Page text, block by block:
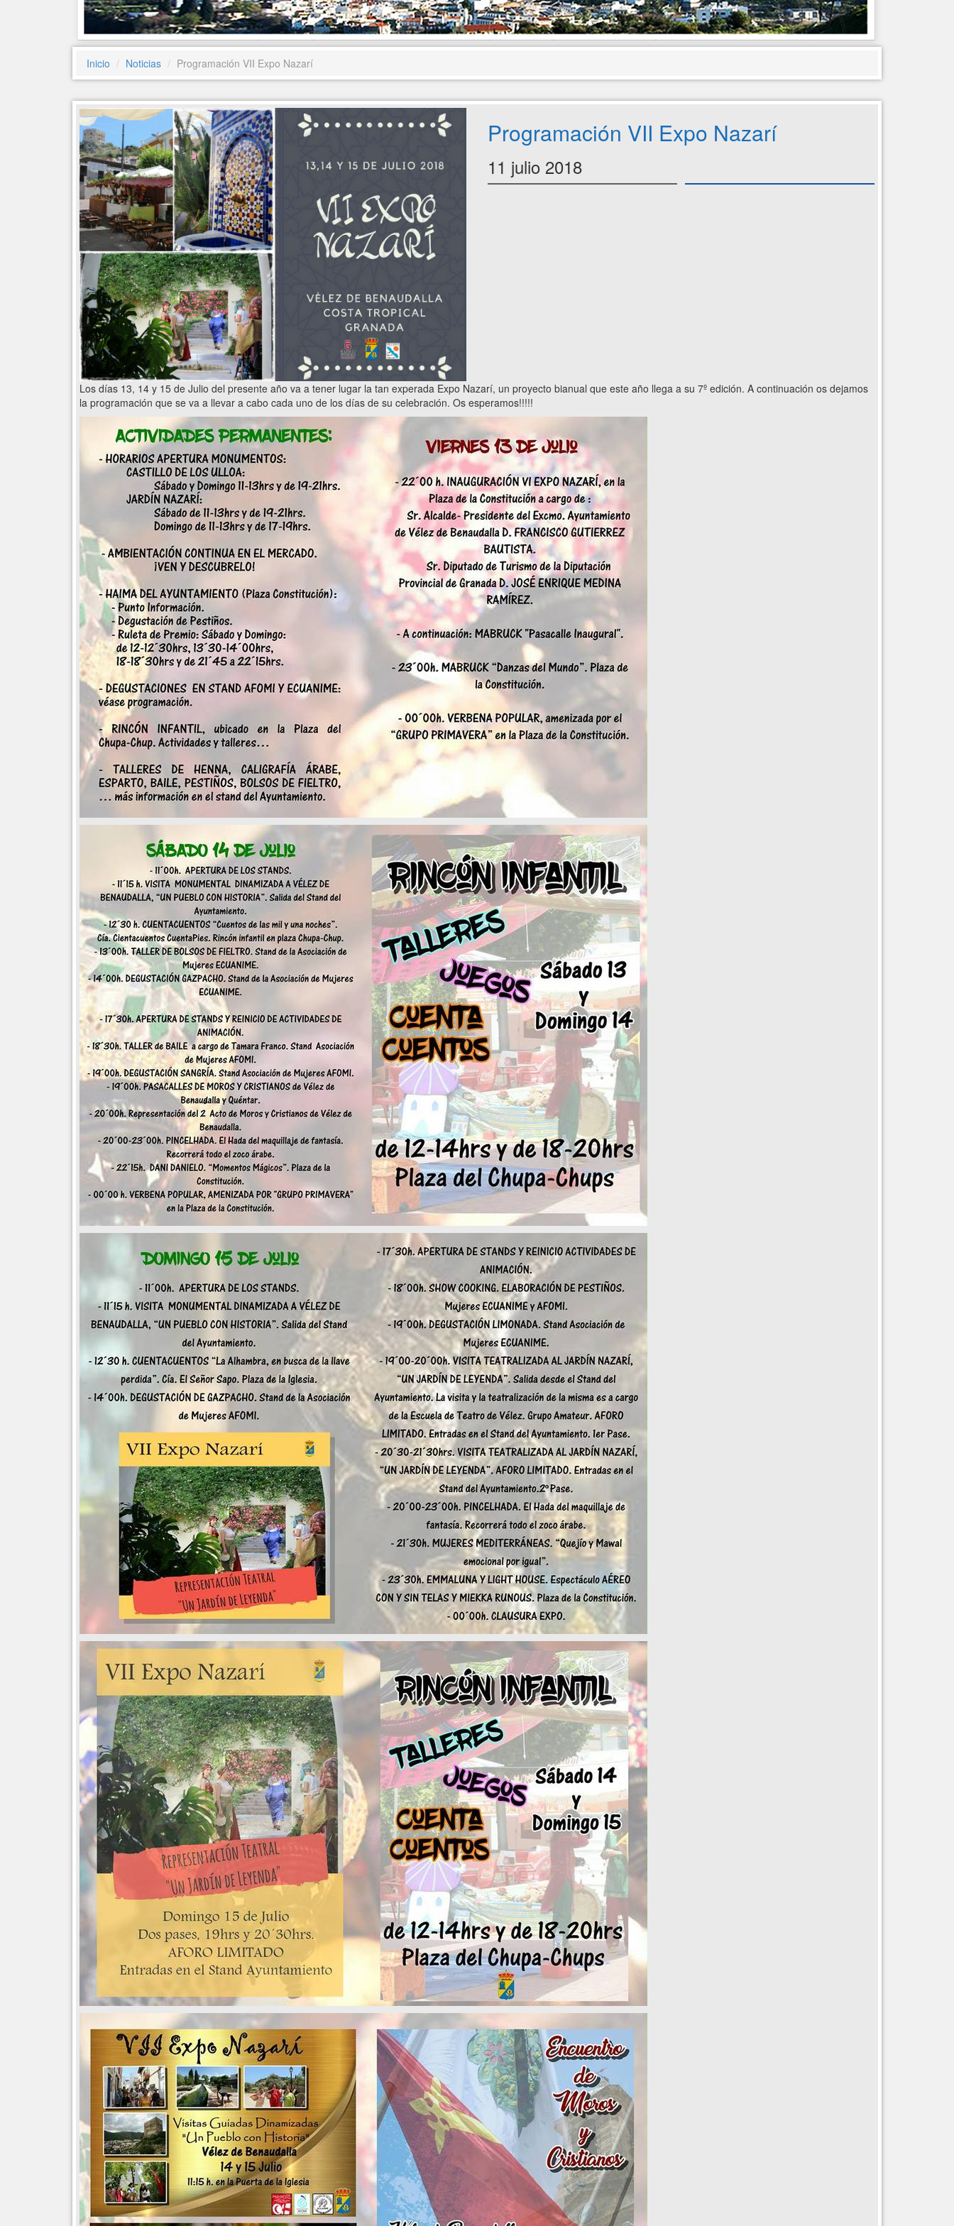
Inicio Noticias Programación VII Expo Nazarí
Programación VII Expo Nazarí
11 julio 2018
Los días 13, 14 y 15 de Julio del presente año va a tener lugar la tan experada Expo Nazarí, un proyecto bianual que este año llega a su 7º edición. A continuación os dejamos
la programación que se va a llevar a cabo cada uno de los días de su celebración. Os esperamos!!!!!